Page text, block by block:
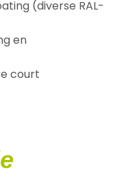
(diverse RAL-
en
court